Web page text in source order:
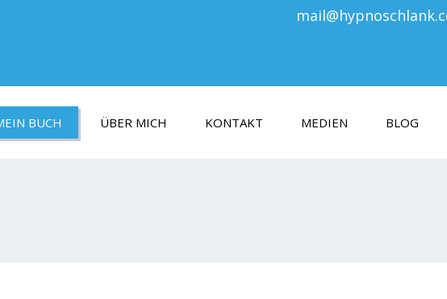
BUCH ÜBER MICH KONTAKT MEDIEN BLOG